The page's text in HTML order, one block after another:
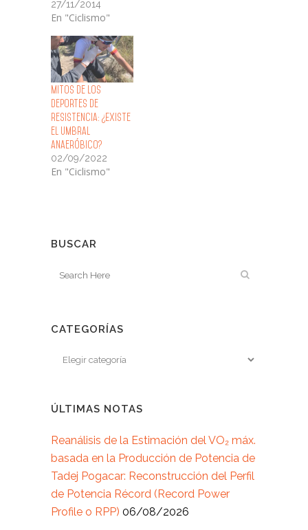
27/11/2014
En "Ciclismo"
Mitos de los
deportes de
resistencia: ¿Existe
el umbral
anaeróbico?
02/09/2022
En "Ciclismo"
BUSCAR
CATEGORÍAS
ÚLTIMAS NOTAS
Reanálisis de la Estimación del VO₂ máx.
basada en la Producción de Potencia de
Tadej Pogacar: Reconstrucción del Perfil
de Potencia Récord (Record Power
Profile o RPP) 06/08/2026